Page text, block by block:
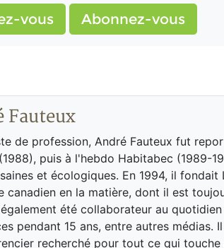
vous Abonnez-vous
Fauteux
de profession, André Fauteux fut
puis à l'hebdo Habitabec (1989-
et écologiques. En 1994, il
canadien en la matière, dont il est
été collaborateur au
pendant 15 ans, entre autres médias.
recherché pour tout ce qui